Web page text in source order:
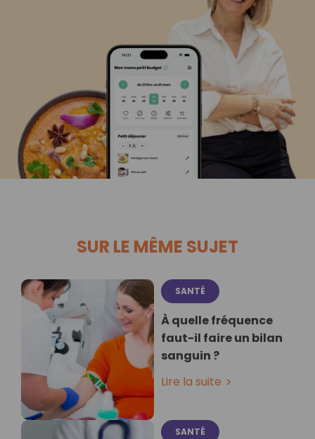
SUR LE MÊME SUJET
SANTÉ
À quelle fréquence
faut-il faire un bilan
sanguin ?
Lire la suite
SANTÉ